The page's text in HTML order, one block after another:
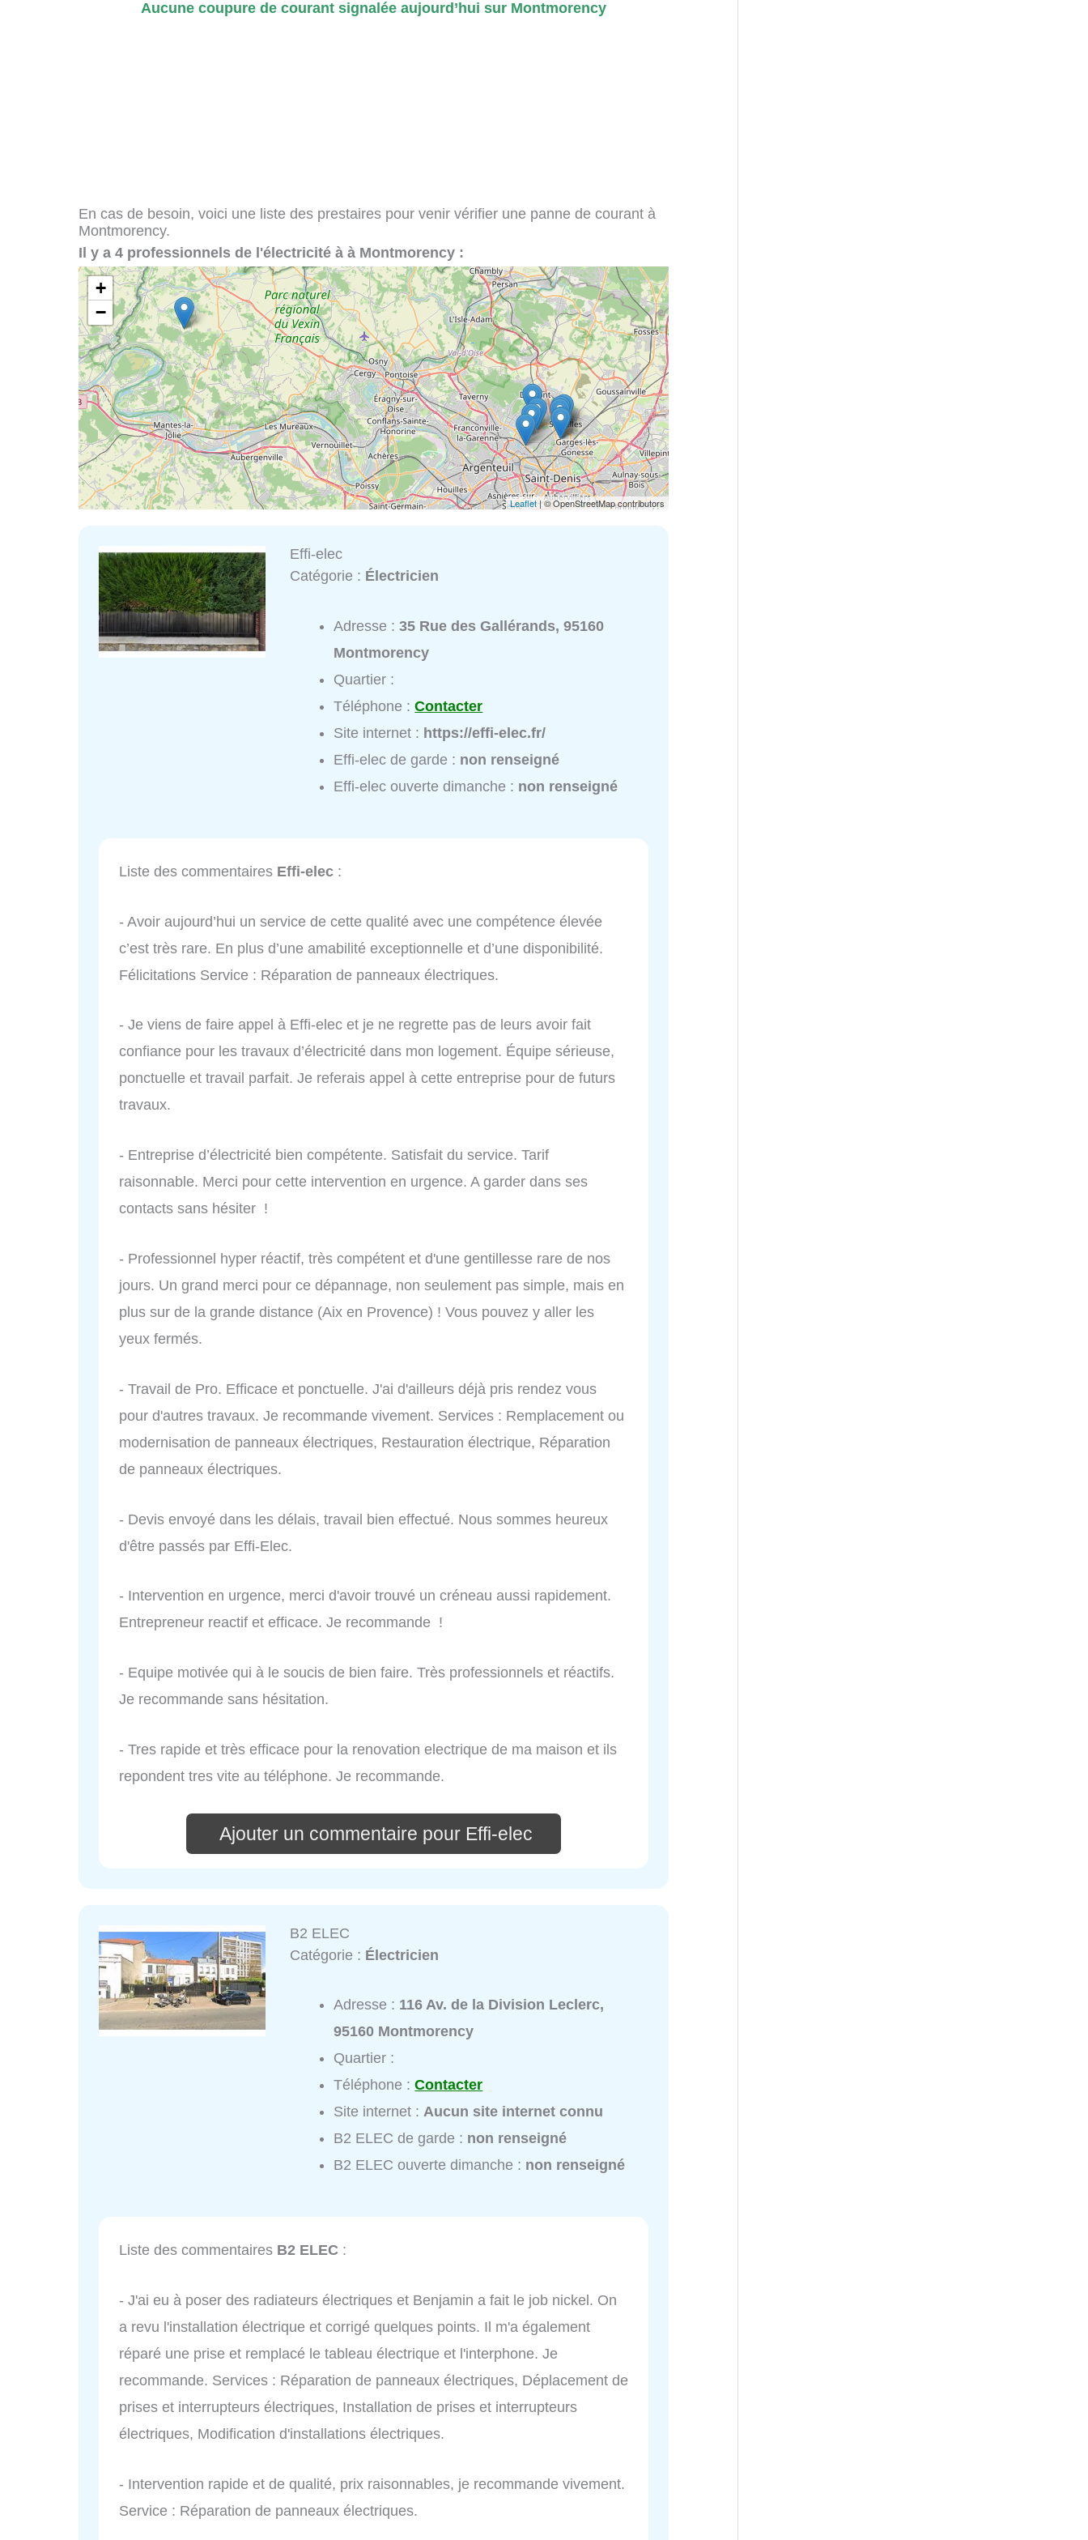
Aucune coupure de courant signalée aujourd’hui sur Montmorency
En cas de besoin, voici une liste des prestaires pour venir vérifier une panne de courant à
Montmorency.
Il y a 4 professionnels de l'électricité à à Montmorency :
+
−
Leaflet| © OpenStreetMap contributors
Effi-elec
Catégorie : Électricien
Adresse :35 Rue des Gallérands, 95160
Montmorency
Quartier :
Téléphone :Contacter
Site internet : https://effi-elec.fr/
Effi-elec de garde : non renseigné
Effi-elec ouverte dimanche : non renseigné
Liste des commentaires Effi-elec :
- Avoir aujourd’hui un service de cette qualité avec une compétence élevée
c’est très rare. En plus d’une amabilité exceptionnelle et d’une disponibilité.
Félicitations Service : Réparation de panneaux électriques.
- Je viens de faire appel à Effi-elec et je ne regrette pas de leurs avoir fait
confiance pour les travaux d’électricité dans mon logement. Équipe sérieuse,
ponctuelle et travail parfait. Je referais appel à cette entreprise pour de futurs
travaux.
- Entreprise d’électricité bien compétente. Satisfait du service. Tarif
raisonnable. Merci pour cette intervention en urgence. A garder dans ses
contacts sans hésiter !
- Professionnel hyper réactif, très compétent et d'une gentillesse rare de nos
jours. Un grand merci pour ce dépannage, non seulement pas simple, mais en
plus sur de la grande distance (Aix en Provence) ! Vous pouvez y aller les
yeux fermés.
- Travail de Pro. Efficace et ponctuelle. J'ai d'ailleurs déjà pris rendez vous
pour d'autres travaux. Je recommande vivement. Services : Remplacement ou
modernisation de panneaux électriques, Restauration électrique, Réparation
de panneaux électriques.
- Devis envoyé dans les délais, travail bien effectué. Nous sommes heureux
d'être passés par Effi-Elec.
- Intervention en urgence, merci d'avoir trouvé un créneau aussi rapidement.
Entrepreneur reactif et efficace. Je recommande !
- Equipe motivée qui à le soucis de bien faire. Très professionnels et réactifs.
Je recommande sans hésitation.
- Tres rapide et très efficace pour la renovation electrique de ma maison et ils
repondent tres vite au téléphone. Je recommande.
Ajouter un commentaire pour Effi-elec
B2 ELEC
Catégorie : Électricien
Adresse : 116 Av. de la Division Leclerc,
95160 Montmorency
Quartier :
Téléphone :Contacter
Site internet :Aucun site internet connu
B2 ELEC de garde : non renseigné
B2 ELEC ouverte dimanche : non renseigné
Liste des commentaires B2 ELEC :
- J'ai eu à poser des radiateurs électriques et Benjamin a fait le job nickel. On
a revu l'installation électrique et corrigé quelques points. Il m'a également
réparé une prise et remplacé le tableau électrique et l'interphone. Je
recommande. Services : Réparation de panneaux électriques, Déplacement de
prises et interrupteurs électriques, Installation de prises et interrupteurs
électriques, Modification d'installations électriques.
- Intervention rapide et de qualité, prix raisonnables, je recommande vivement.
Service : Réparation de panneaux électriques.